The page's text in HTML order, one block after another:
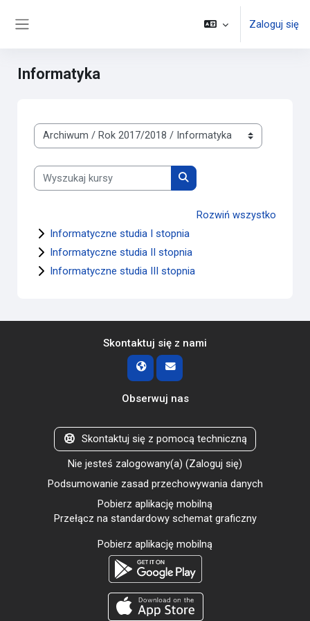
Zaloguj się
Informatyka
Kategorie kursów
Wyszukaj kursy
Wyszukaj kursy
Rozwiń wszystko
Informatyczne studia I stopnia
Informatyczne studia II stopnia
Informatyczne studia III stopnia
Skontaktuj się z nami
Obserwuj nas
Skontaktuj się z pomocą techniczną
Nie jesteś zalogowany(a) (Zaloguj się)
Podsumowanie zasad przechowywania danych
Pobierz aplikację mobilną
Przełącz na standardowy schemat graficzny
Pobierz aplikację mobilną